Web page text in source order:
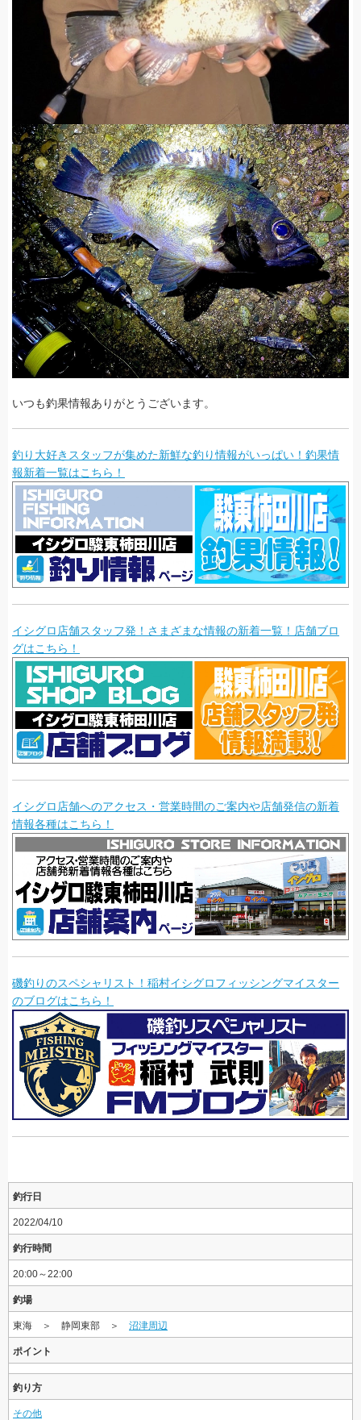
いつも釣果情報ありがとうございます。
釣り大好きスタッフが集めた新鮮な釣り情報がいっぱい！釣果情
報新着一覧はこちら！
イシグロ店舗スタッフ発！さまざまな情報の新着一覧！店舗ブロ
グはこちら！
イシグロ店舗へのアクセス・営業時間のご案内や店舗発信の新着
情報各種はこちら！
磯釣りのスペシャリスト！稲村イシグロフィッシングマイスター
のブログはこちら！
釣行日
2022/04/10
釣行時間
20:00～22:00
釣場
東海 ＞ 静岡東部 ＞ 沼津周辺
ポイント
釣り方
その他